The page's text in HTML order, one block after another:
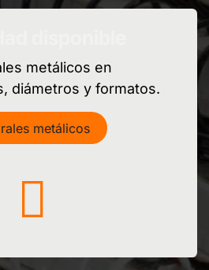
metálicos en
diámetros y formatos.
metálicos